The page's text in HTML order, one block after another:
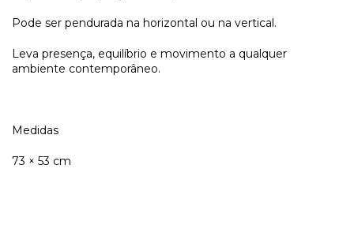
Pode ser pendurada na horizontal ou na vertical.
Leva presença, equilíbrio e movimento a qualquer
ambiente contemporâneo.
Medidas
73 × 53 cm